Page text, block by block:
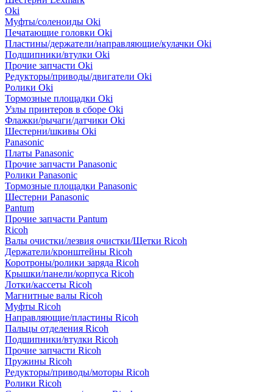
Oki
Муфты/соленоиды Oki
Печатающие головки Oki
Пластины/держатели/направляющие/кулачки Oki
Подшипники/втулки Oki
Прочие запчасти Oki
Редукторы/приводы/двигатели Oki
Ролики Oki
Тормозные площадки Oki
Узлы принтеров в сборе Oki
Флажки/рычаги/датчики Oki
Шестерни/шкивы Oki
Panasonic
Платы Panasonic
Прочие запчасти Panasonic
Ролики Panasonic
Тормозные площадки Panasonic
Шестерни Panasonic
Pantum
Прочие запчасти Pantum
Ricoh
Валы очистки/лезвия очистки/Щетки Ricoh
Держатели/кронштейны Ricoh
Коротроны/ролики заряда Ricoh
Крышки/панели/корпуса Ricoh
Лотки/кассеты Ricoh
Магнитные валы Ricoh
Муфты Ricoh
Направляющие/пластины Ricoh
Пальцы отделения Ricoh
Подшипники/втулки Ricoh
Прочие запчасти Ricoh
Пружины Ricoh
Редукторы/приводы/моторы Ricoh
Ролики Ricoh